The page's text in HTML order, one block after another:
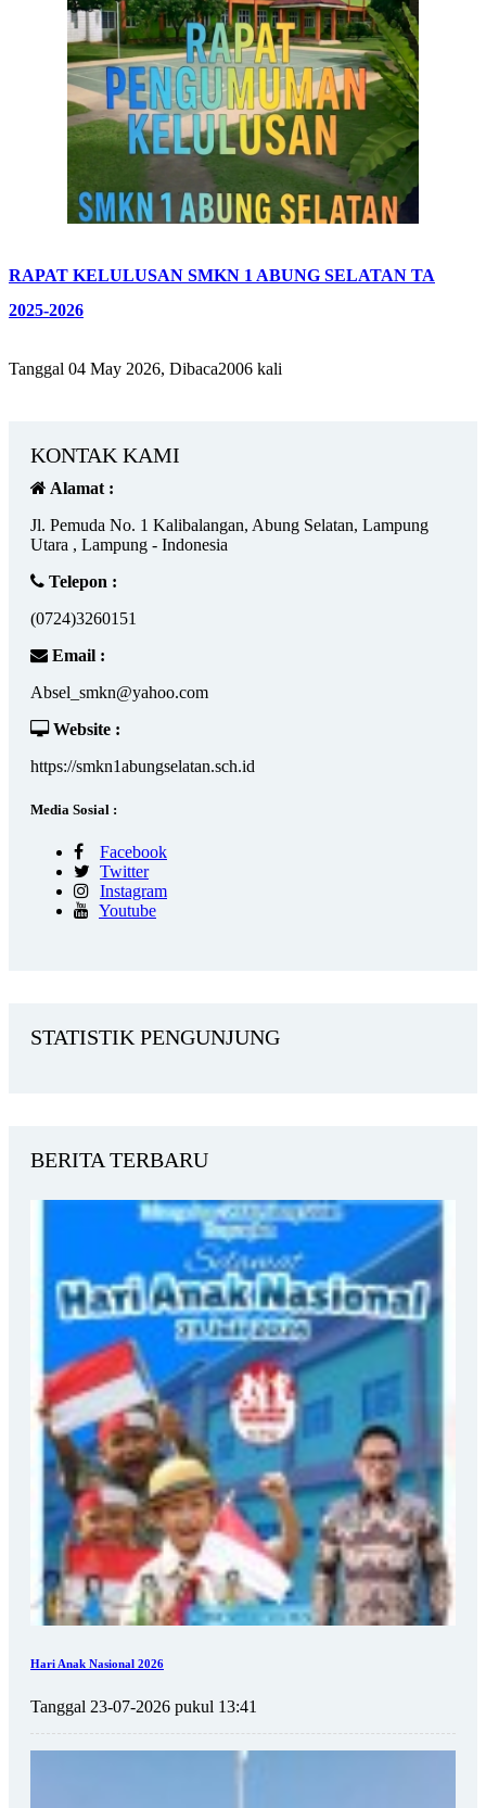
RAPAT KELULUSAN SMKN 1 ABUNG SELATAN TA
2025-2026
Tanggal 04 May 2026, Dibaca2006 kali
KONTAK KAMI
Alamat :
Jl. Pemuda No. 1 Kalibalangan, Abung Selatan, Lampung
Utara , Lampung - Indonesia
Telepon :
(0724)3260151
Email :
Absel_smkn@yahoo.com
Website :
https://smkn1abungselatan.sch.id
Media Sosial :
Facebook
Twitter
Instagram
Youtube
STATISTIK PENGUNJUNG
BERITA TERBARU
Hari Anak Nasional 2026
Tanggal 23-07-2026 pukul 13:41